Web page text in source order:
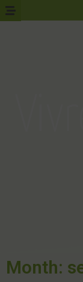
Month: